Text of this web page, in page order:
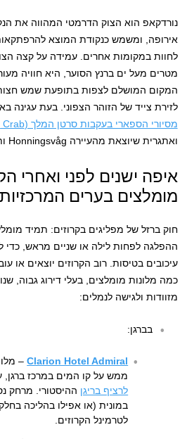
נורדקאפ הוא הצוק הדרמטי המהווה את
אירופה, ומשמש כנקודת המוצא
מטרים מעל ים ברנץ הסוער, היא חוויה
המקום המושלם לצפות בתופעת שמש
לזירת צייד של הזוהר הצפוני. בעת עגינה
מסיורי הספארי בעקבות סרטן המלך (King Crab)
ואתגרית שיוצאת מהעיירה Honningsvåg ותשאיר לכם טעם של עוד.
איפה ישנים לפני ואחרי
מומלצים בערים המרכזיות
חוק ברזל של מפליגים בקרוזים: תמיד
ההפלגה לפחות לילה או שניים מראש,
עיכובים בטיסות. רוב הקרוזים יוצאים או
כמה מלונות מומלצים, בעלי דירוג גבוה,
מזוודות ולגישה לנמלים:
בברגן:
Clarion Hotel Admiral
–
ממש על קו המים במרכז ברגן,
לרציף בריגן ההיסטורי. מרחק
במונית (או אפילו בהליכה
לטרמינל הקרוזים.